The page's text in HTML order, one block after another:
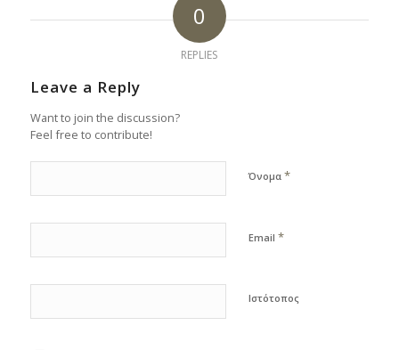
0
REPLIES
Leave a Reply
Want to join the discussion?
Feel free to contribute!
Όνομα *
Email *
Ιστότοπος